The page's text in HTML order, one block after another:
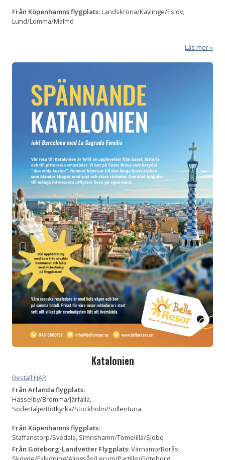
Från Köpenhamns flygplats:Landskrona/Kävlinge/Eslöv,
Lund/Lomma/Malmö
Läs mer
Katalonien
Beställ HÄR
Från Arlanda flygplats:
Hässelby/Bromma/Järfälla,
Södertälje/Botkyrka/Stockholm/Sollentuna
Från Köpenhamns flygplats:
Staffanstorp/Svedala, Simrishamn/Tomelilla/Sjöbo
Från Göteborg-Landvetter Flygplats:Värnamo/Borås,